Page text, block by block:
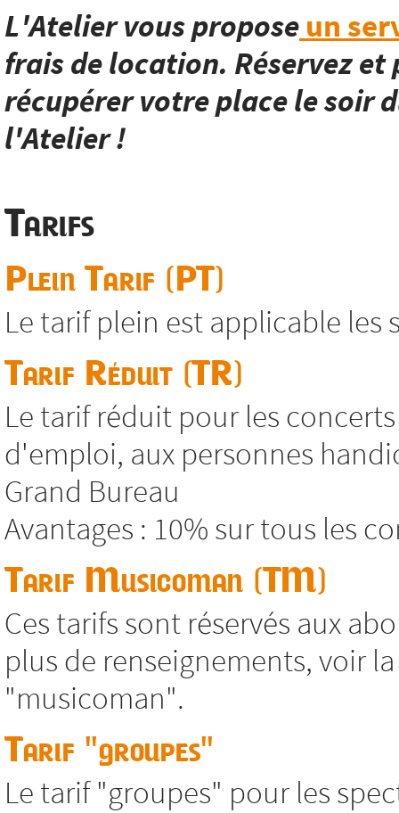
L'Atelier vous propose un
frais de location. Réservez
récupérer votre place le soir
l'Atelier !
Tarifs
Plein Tarif (PT)
Le tarif plein est applicable
Tarif Réduit (TR)
Le tarif réduit pour les
d'emploi, aux personnes
Grand Bureau
Avantages : 10% sur tous les
Tarif Musicoman (TM)
Ces tarifs sont réservés aux
plus de renseignements, voir
"musicoman".
Tarif "groupes"
Le tarif "groupes" pour les